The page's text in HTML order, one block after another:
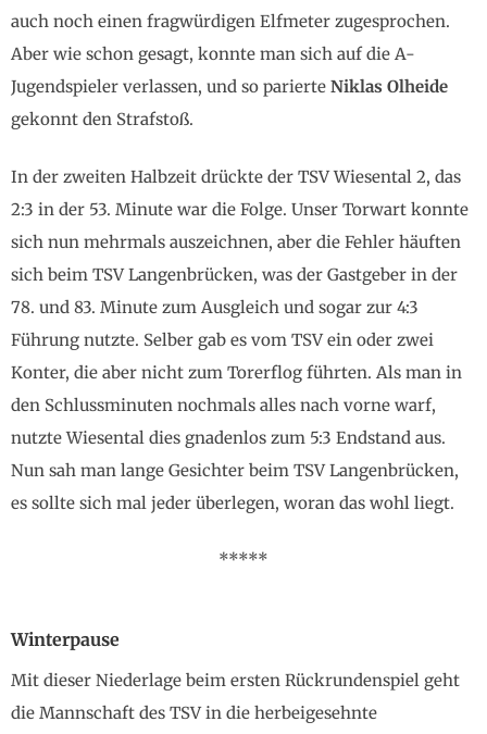
auch noch einen fragwürdigen Elfmeter zugesprochen.
Aber wie schon gesagt, konnte man sich auf die A-
Jugendspieler verlassen, und so parierte Niklas Olheide
gekonnt den Strafstoß.
In der zweiten Halbzeit drückte der TSV Wiesental 2, das
2:3 in der 53. Minute war die Folge. Unser Torwart konnte
sich nun mehrmals auszeichnen, aber die Fehler häuften
sich beim TSV Langenbrücken, was der Gastgeber in der
78. und 83. Minute zum Ausgleich und sogar zur 4:3
Führung nutzte. Selber gab es vom TSV ein oder zwei
Konter, die aber nicht zum Torerflog führten. Als man in
den Schlussminuten nochmals alles nach vorne warf,
nutzte Wiesental dies gnadenlos zum 5:3 Endstand aus.
Nun sah man lange Gesichter beim TSV Langenbrücken,
es sollte sich mal jeder überlegen, woran das wohl liegt.
*****
Winterpause
Mit dieser Niederlage beim ersten Rückrundenspiel geht
die Mannschaft des TSV in die herbeigesehnte